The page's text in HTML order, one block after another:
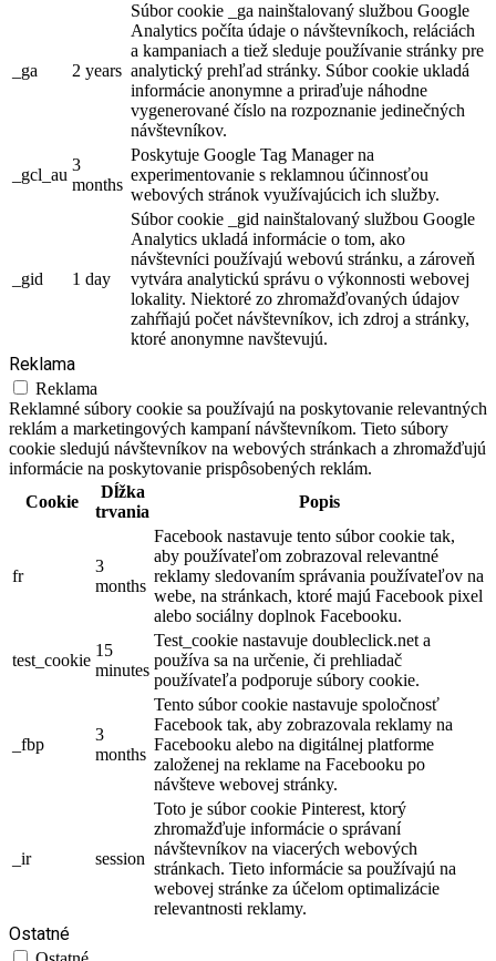
_ga 2 years
Súbor cookie _ga nainštalovaný službou Google
Analytics počíta údaje o návštevníkoch, reláciách
a kampaniach a tiež sleduje používanie stránky pre
analytický prehľad stránky. Súbor cookie ukladá
informácie anonymne a priraďuje náhodne
vygenerované číslo na rozpoznanie jedinečných
návštevníkov.
_gcl_au
3
months
Poskytuje Google Tag Manager na
experimentovanie s reklamnou účinnosťou
webových stránok využívajúcich ich služby.
_gid 1 day
Súbor cookie _gid nainštalovaný službou Google
Analytics ukladá informácie o tom, ako
návštevníci používajú webovú stránku, a zároveň
vytvára analytickú správu o výkonnosti webovej
lokality. Niektoré zo zhromažďovaných údajov
zahŕňajú počet návštevníkov, ich zdroj a stránky,
ktoré anonymne navštevujú.
Reklama
Reklama
Reklamné súbory cookie sa používajú na poskytovanie relevantných
reklám a marketingových kampaní návštevníkom. Tieto súbory
cookie sledujú návštevníkov na webových stránkach a zhromažďujú
informácie na poskytovanie prispôsobených reklám.
Cookie
Dĺžka
trvania
Popis
fr
3
months
Facebook nastavuje tento súbor cookie tak,
aby používateľom zobrazoval relevantné
reklamy sledovaním správania používateľov na
webe, na stránkach, ktoré majú Facebook pixel
alebo sociálny doplnok Facebooku.
test_cookie
15
minutes
Test_cookie nastavuje doubleclick.net a
používa sa na určenie, či prehliadač
používateľa podporuje súbory cookie.
_fbp
3
months
Tento súbor cookie nastavuje spoločnosť
Facebook tak, aby zobrazovala reklamy na
Facebooku alebo na digitálnej platforme
založenej na reklame na Facebooku po
návšteve webovej stránky.
_ir session
Toto je súbor cookie Pinterest, ktorý
zhromažďuje informácie o správaní
návštevníkov na viacerých webových
stránkach. Tieto informácie sa používajú na
webovej stránke za účelom optimalizácie
relevantnosti reklamy.
Ostatné